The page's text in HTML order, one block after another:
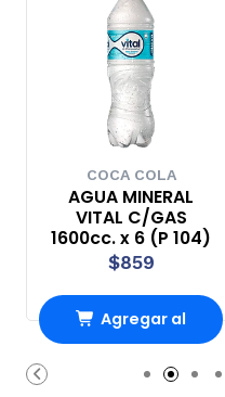
COCA COLA
AGUA MINERAL
VITAL C/GAS
1600cc. x 6 (P 104)
$859
Agregar al
Carro